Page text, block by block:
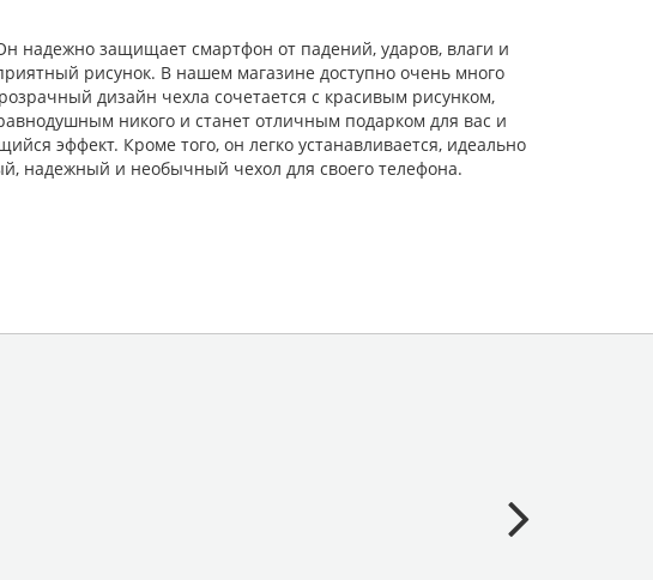
надежно защищает смартфон от падений, ударов, влаги и
рисунок. В нашем магазине доступно очень много
дизайн чехла сочетается с красивым рисунком,
никого и станет отличным подарком для вас и
эффект. Кроме того, он легко устанавливается, идеально
надежный и необычный чехол для своего телефона.